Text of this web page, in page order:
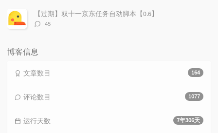
数：
【过期】双十一京东任务自动脚本【0.6】
评
45
博客信息
164
文章数目
1077
评论数目
7年306天
运行天数